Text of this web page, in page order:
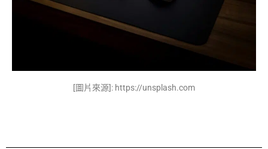
[圖片來源]: https://unsplash.com